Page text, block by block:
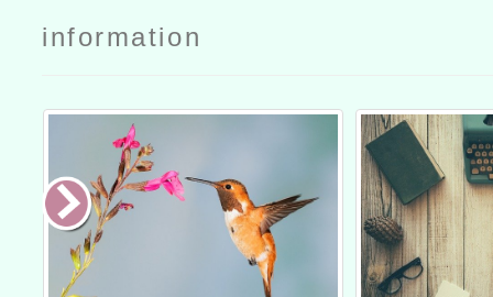
教學設計工
制度（臺中
場）」公文
制度（臺中
場）」實施
計畫
information